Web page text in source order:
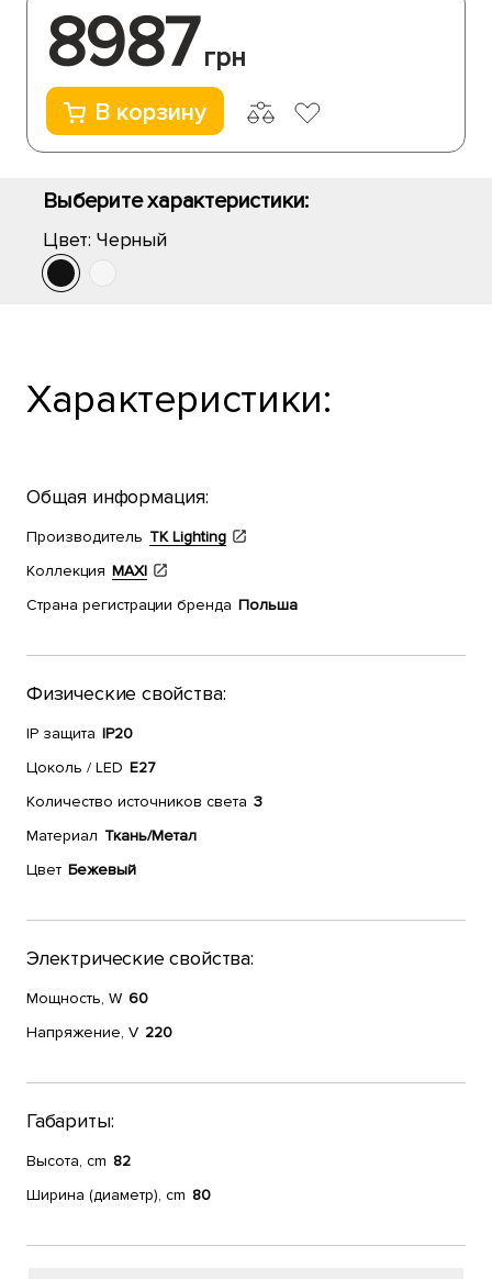
8987грн
В корзину
Выберите характеристики:
Цвет: Черный
Характеристики:
Общая информация:
Производитель TK Lighting
Коллекция MAXI
Страна регистрации бренда Польша
Физические свойства:
IP защита IP20
Цоколь / LED E27
Количество источников света 3
Материал Ткань/Метал
Цвет Бежевый
Электрические свойства:
Мощность, W 60
Напряжение, V 220
Габариты:
Высота, cm 82
Ширина (диаметр), cm 80